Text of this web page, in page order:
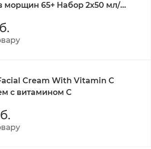
морщин 65+ Набор 2x50 мл/
65+ Set 2x50 ml
с витамином С